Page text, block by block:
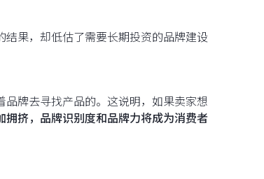
果，却低估了需要长期投资的品牌建设
牌去寻找产品的。这说明，如果卖家想
拥挤，品牌识别度和品牌力将成为消费者